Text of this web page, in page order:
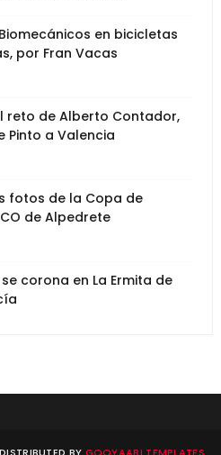
en bicicletas
por Fran Vacas
reto de Alberto Contador,
Pinto a Valencia
fotos de la Copa de
de Alpedrete
corona en La Ermita de